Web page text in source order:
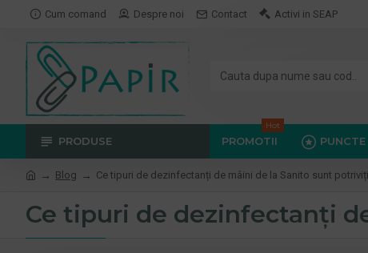
Cum comand Despre noi Contact Activi in SEAP
PRODUSE PROMOTII
Hot
Blog Ce tipuri de dezinfectanți de mâini de la Sanito sunt
Ce tipuri de dezinfectanți